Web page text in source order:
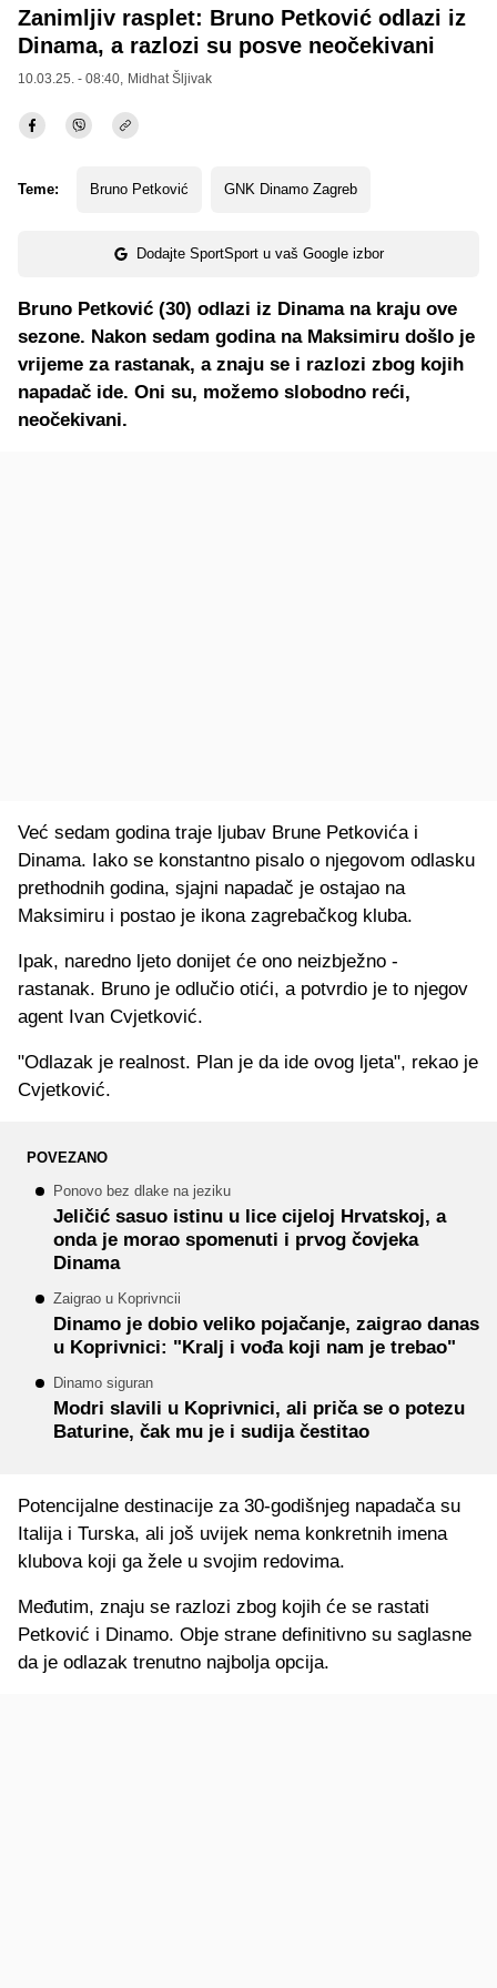
Zanimljiv rasplet: Bruno Petković odlazi iz
Dinama, a razlozi su posve neočekivani
10.03.25. - 08:40, Midhat Šljivak
Teme: Bruno Petković GNK Dinamo Zagreb
Dodajte SportSport u vaš Google izbor
Bruno Petković (30) odlazi iz Dinama na kraju ove
sezone. Nakon sedam godina na Maksimiru došlo je
vrijeme za rastanak, a znaju se i razlozi zbog kojih
napadač ide. Oni su, možemo slobodno reći,
neočekivani.
Već sedam godina traje ljubav Brune Petkovića i
Dinama. Iako se konstantno pisalo o njegovom odlasku
prethodnih godina, sjajni napadač je ostajao na
Maksimiru i postao je ikona zagrebačkog kluba.
Ipak, naredno ljeto donijet će ono neizbježno -
rastanak. Bruno je odlučio otići, a potvrdio je to njegov
agent Ivan Cvjetković.
"Odlazak je realnost. Plan je da ide ovog ljeta", rekao je
Cvjetković.
POVEZANO
Ponovo bez dlake na jeziku
Jeličić sasuo istinu u lice cijeloj Hrvatskoj, a
onda je morao spomenuti i prvog čovjeka
Dinama
Zaigrao u Koprivncii
Dinamo je dobio veliko pojačanje, zaigrao danas
u Koprivnici: "Kralj i vođa koji nam je trebao"
Dinamo siguran
Modri slavili u Koprivnici, ali priča se o potezu
Baturine, čak mu je i sudija čestitao
Potencijalne destinacije za 30-godišnjeg napadača su
Italija i Turska, ali još uvijek nema konkretnih imena
klubova koji ga žele u svojim redovima.
Međutim, znaju se razlozi zbog kojih će se rastati
Petković i Dinamo. Obje strane definitivno su saglasne
da je odlazak trenutno najbolja opcija.